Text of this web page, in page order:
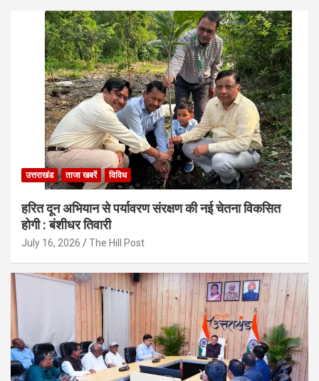
उत्तराखंड ताजा खबरें विविध
हरित दून अभियान से पर्यावरण संरक्षण की नई चेतना विकसित
होगी : बंशीधर तिवारी
July 16, 2026 The Hill Post